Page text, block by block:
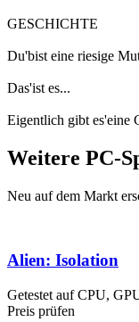
GESCHICHTE
Du'bist eine riesige
Das'ist es...
Eigentlich gibt es'eine
Weitere PC-
Neu auf dem Markt
Alien: Isolation
Getestet auf CPU,
Preis prüfen